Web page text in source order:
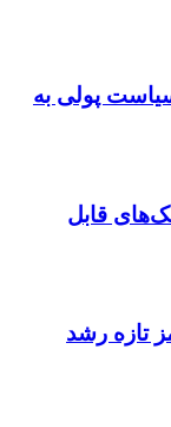
سیاست پولی به
قابل
تازه رشد